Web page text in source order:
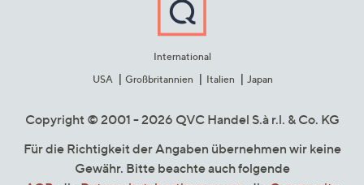
International
USA
Großbritannien Italien Japan
Copyright © 2001 - 2026 QVC Handel S.à r.l. & Co. KG
Für die Richtigkeit der Angaben übernehmen wir keine
Gewähr. Bitte beachte auch folgende